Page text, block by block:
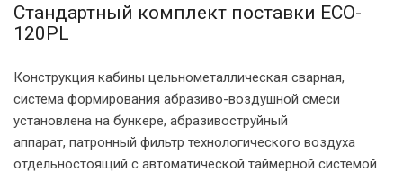
Стандартный комплект поставки ECO-
120PL
Конструкция кабины цельнометаллическая сварная,
система формирования абразиво-воздушной смеси
установлена на бункере, абразивоструйный
аппарат, патронный фильтр технологического воздуха
отдельностоящий с автоматической таймерной системой